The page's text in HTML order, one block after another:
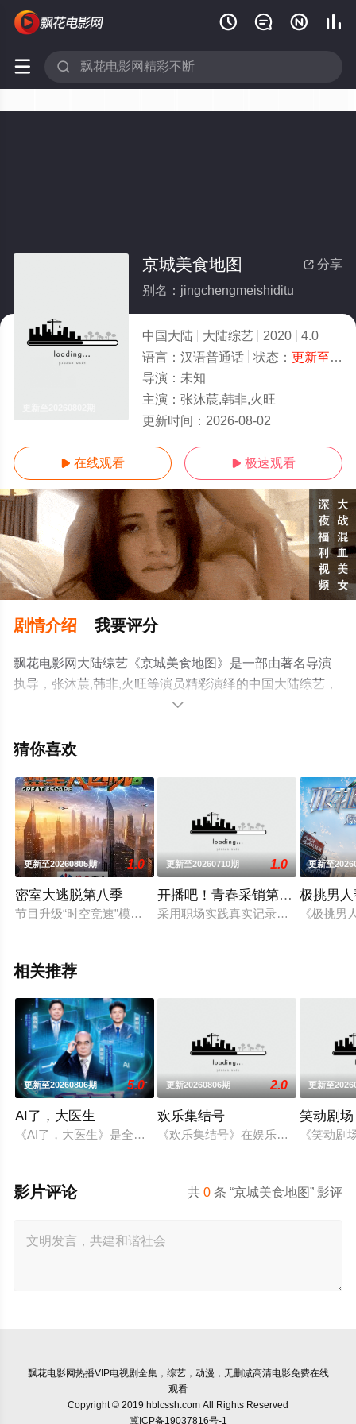
   
 
 分享
京城美食地图
别名：jingchengmeishiditu
中国大陆 大陆综艺 2020
4.0
语言： 汉语普通话 状态： 更新至20260802期
导演： 未知
主演： 张沐莀,韩非,火旺
更新时间： 2026-08-02
 在线观看  极速观看
剧情介绍 我要评分
飘花电影网大陆综艺《京城美食地图》是一部由著名导演
执导，张沐莀,韩非,火旺等演员精彩演绎的中国大陆综艺，
手机免费在线观看高清未删减完整版综艺节目就上飘花影
平台了解。

猜你喜欢
更新至20260805期 1.0
密室大逃脱第八季
节目升级“时空竞速”模式，每位成员携带有限生存能量，时间
更新至20260710期 1.0
开播吧！青春采销第二季
采用职场实践真实记录的真人秀竞技
更新至
极挑男
《极挑男
相关推荐
更新至20260806期 5.0
AI了，大医生
《AI了，大医生》是全国首档“AI+医学”全媒体健康科普节目，
更新20260806期 2.0
欢乐集结号
《欢乐集结号》在娱乐资讯类栏目
更新至
笑动剧场
《笑动剧
共0 条 “京城美食地图” 影评
影片评论
飘花电影网热播VIP电视剧全集，综艺，动漫，无删减高清电影免费在线
观看
Copyright © 2019 hblcssh.com All Rights Reserved
冀ICP备19037816号-1